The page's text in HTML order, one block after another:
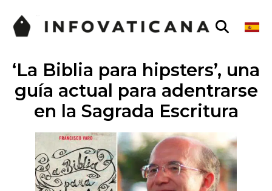
‘La Biblia para hipsters’, una
guía actual para adentrarse
en la Sagrada Escritura